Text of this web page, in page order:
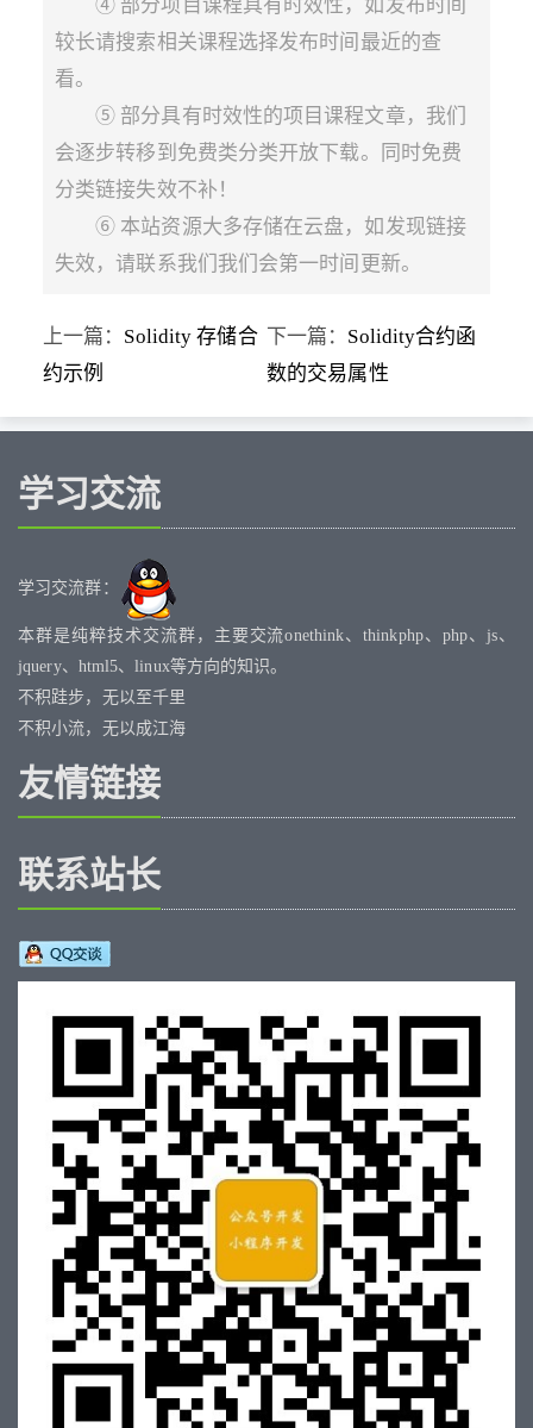
④ 部分项目课程具有时效性，如发布时间
较长请搜索相关课程选择发布时间最近的查
看。
⑤ 部分具有时效性的项目课程文章，我们
会逐步转移到免费类分类开放下载。同时免费
分类链接失效不补！
⑥ 本站资源大多存储在云盘，如发现链接
失效，请联系我们我们会第一时间更新。
上一篇： Solidity 存储合
约示例
下一篇： Solidity合约函
数的交易属性
学习交流
学习交流群：
本群是纯粹技术交流群，主要交流onethink、thinkphp、php、js、
jquery、html5、linux等方向的知识。
不积跬步，无以至千里
不积小流，无以成江海
友情链接
联系站长